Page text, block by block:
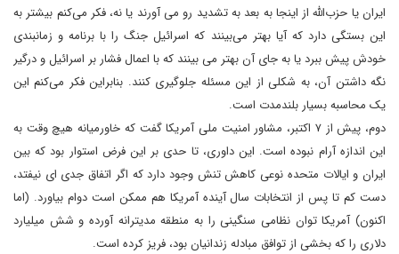
ایران یا حزب‌الله از اینجا به بعد به تشدید رو می آورند یا نه، فکر می‌کنم بیشتر به
این بستگی دارد که آیا بهتر می‌بینند که اسرائیل جنگ را با برنامه و زمانبندی
خودش پیش ببرد یا به جای آن بهتر می بینند که با اعمال فشار بر اسرائیل و درگیر
نگه داشتن آن، به شکلی از این مسئله جلوگیری کنند. بنابراین فکر می‌کنم این
یک محاسبه بسیار بلندمدت است.
دوم، پیش از ۷ اکتبر، مشاور امنیت ملی آمریکا گفت که خاورمیانه هیچ وقت به
این اندازه آرام نبوده است. این داوری، تا حدی بر این فرض استوار بود که بین
ایران و ایالات متحده نوعی کاهش تنش وجود دارد که اگر اتفاق جدی ای نیفتد،
دست کم تا پس از انتخابات سال آینده آمریکا هم ممکن است دوام بیاورد. (اما
اکنون) آمریکا توان نظامی سنگینی را به منطقه مدیترانه آورده و شش میلیارد
دلاری را که بخشی از توافق مبادله زندانیان بود، فریز کرده است.